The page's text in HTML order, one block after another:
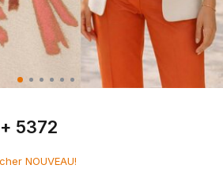
5372
NOUVEAU!